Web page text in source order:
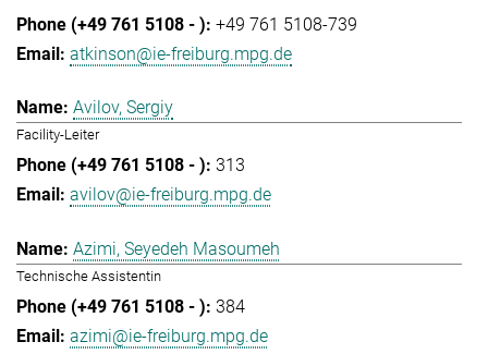
+49 761 5108-739
atkinson@ie-freiburg.mpg.de
Avilov, Sergiy
Facility-Leiter
313
avilov@ie-freiburg.mpg.de
Azimi, Seyedeh Masoumeh
Technische Assistentin
384
azimi@ie-freiburg.mpg.de